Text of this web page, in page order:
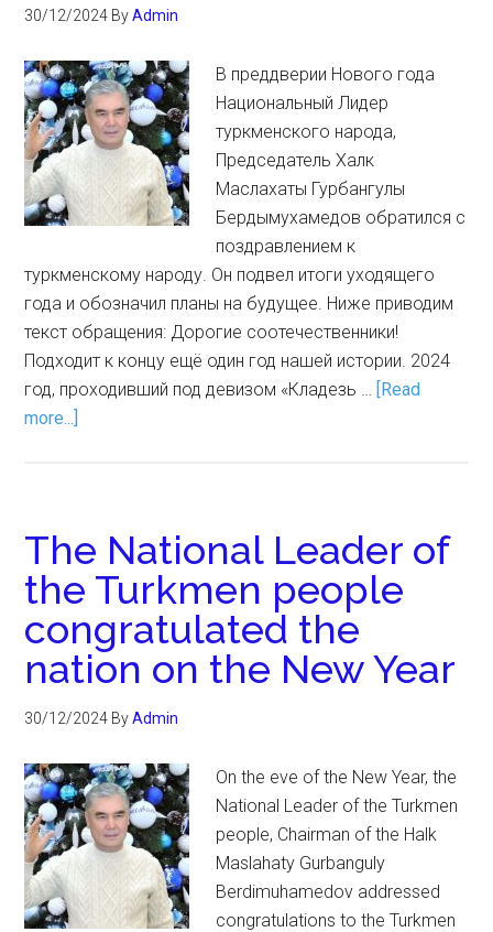
30/12/2024 ByAdmin
В преддверии Нового года
Национальный Лидер
туркменского народа,
Председатель Халк
Маслахаты Гурбангулы
Бердымухамедов обратился с
поздравлением к
туркменскому народу. Он подвел итоги уходящего
года и обозначил планы на будущее. Ниже приводим
текст обращения: Дорогие соотечественники!
Подходит к концу ещё один год нашей истории. 2024
год, проходивший под девизом «Кладезь … [Read
more...]
The National Leader of
the Turkmen people
congratulated the
nation on the New Year
30/12/2024 ByAdmin
On the eve of the New Year, the
National Leader of the Turkmen
people, Chairman of the Halk
Maslahaty Gurbanguly
Berdimuhamedov addressed
congratulations to the Turkmen